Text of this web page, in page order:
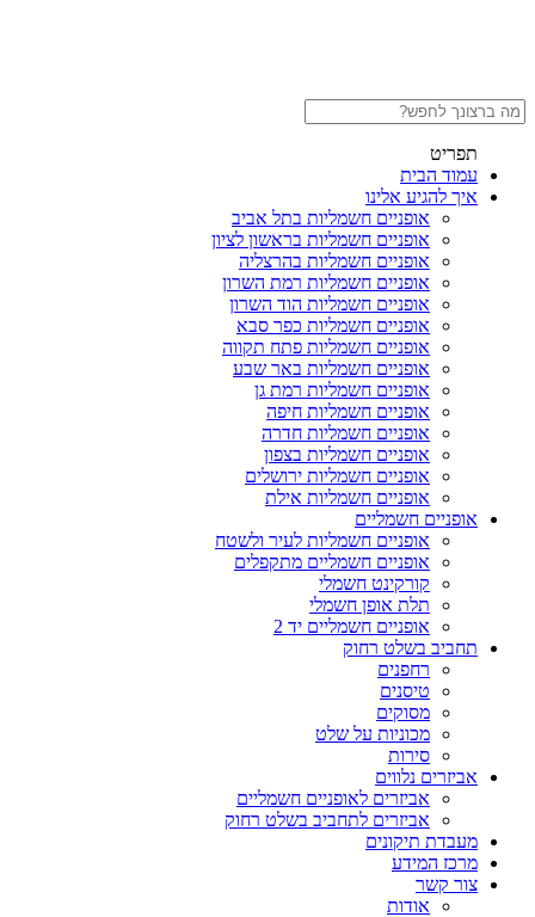
תפריט
עמוד הבית
איך להגיע אלינו
אופניים חשמליות בתל אביב
אופניים חשמליות בראשון לציון
אופניים חשמליות בהרצליה
אופניים חשמליות רמת השרון
אופניים חשמליות הוד השרון
אופניים חשמליות כפר סבא
אופניים חשמליות פתח תקווה
אופניים חשמליות באר שבע
אופניים חשמליות רמת גן
אופניים חשמליות חיפה
אופניים חשמליות חדרה
אופניים חשמליות בצפון
אופניים חשמליות ירושלים
אופניים חשמליות אילת
אופניים חשמליים
אופניים חשמליות לעיר ולשטח
אופניים חשמליים מתקפלים
קורקינט חשמלי
תלת אופן חשמלי
אופניים חשמליים יד 2
תחביב בשלט רחוק
רחפנים
טיסנים
מסוקים
מכוניות על שלט
סירות
אביזרים נלווים
אביזרים לאופניים חשמליים
אביזרים לתחביב בשלט רחוק
מעבדת תיקונים
מרכז המידע
צור קשר
אודות